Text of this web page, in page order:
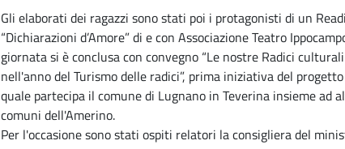
Gli elaborati dei ragazzi sono stati poi i protagonisti di un
“Dichiarazioni d’Amore” di e con Associazione Teatro
giornata si è conclusa con convegno “Le nostre Radici culturali
nell'anno del Turismo delle radici”, prima iniziativa del
quale partecipa il comune di Lugnano in Teverina insieme ad
comuni dell'Amerino.
Per l'occasione sono stati ospiti relatori la consigliera del